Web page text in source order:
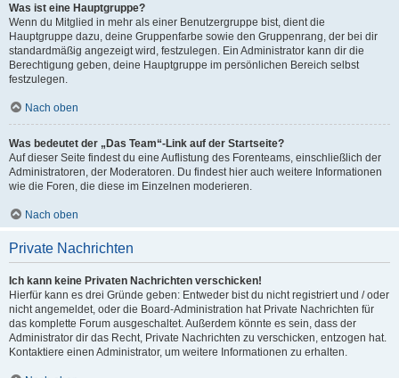
Was ist eine Hauptgruppe?
Wenn du Mitglied in mehr als einer Benutzergruppe bist, dient die
Hauptgruppe dazu, deine Gruppenfarbe sowie den Gruppenrang, der bei dir
standardmäßig angezeigt wird, festzulegen. Ein Administrator kann dir die
Berechtigung geben, deine Hauptgruppe im persönlichen Bereich selbst
festzulegen.
Nach oben
Was bedeutet der „Das Team“-Link auf der Startseite?
Auf dieser Seite findest du eine Auflistung des Forenteams, einschließlich der
Administratoren, der Moderatoren. Du findest hier auch weitere Informationen
wie die Foren, die diese im Einzelnen moderieren.
Nach oben
Private Nachrichten
Ich kann keine Privaten Nachrichten verschicken!
Hierfür kann es drei Gründe geben: Entweder bist du nicht registriert und / oder
nicht angemeldet, oder die Board-Administration hat Private Nachrichten für
das komplette Forum ausgeschaltet. Außerdem könnte es sein, dass der
Administrator dir das Recht, Private Nachrichten zu verschicken, entzogen hat.
Kontaktiere einen Administrator, um weitere Informationen zu erhalten.